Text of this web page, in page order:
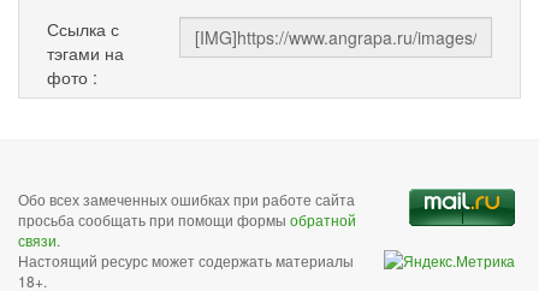
Ссылка с
тэгами на
фото :
Обо всех замеченных ошибках при работе сайта
просьба сообщать при помощи формы обратной
связи.
Настоящий ресурс может содержать материалы
18+.